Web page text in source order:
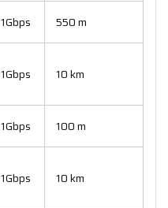
1Gbps 550 m
1Gbps 10 km
1Gbps 100 m
1Gbps 10 km